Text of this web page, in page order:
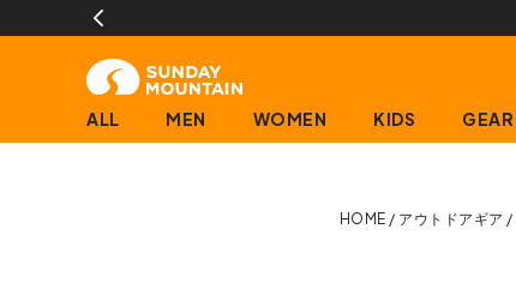
ALL MEN WOMEN KIDS GEAR
HOME アウトドアギア